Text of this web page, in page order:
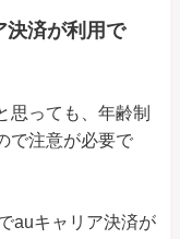
決済が利用で
思っても、年齢制
で注意が必要で
auキャリア決済が